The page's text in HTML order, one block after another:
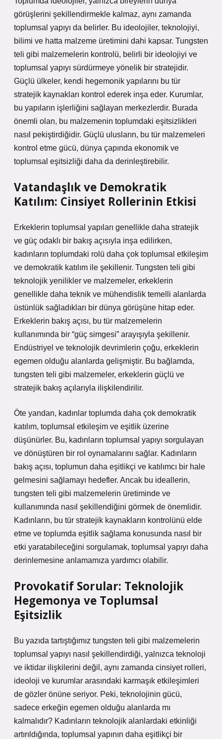
görüşlerini şekillendirmekle kalmaz, aynı zamanda
toplumsal yapıyı da belirler. Bu ideolojiler, teknolojiyi,
bilimi ve hatta malzeme üretimini dahi kapsar. Tungsten
teli gibi malzemelerin kontrolü, belirli bir ideolojiyi ve
toplumsal yapıyı sürdürmeye yönelik bir stratejidir.
Güçlü ülkeler, kendi hegemonik yapılarını bu tür
stratejik kaynakları kontrol ederek inşa eder. Kurumlar,
bu yapıların işlerliğini sağlayan merkezlerdir. Burada
önemli olan, bu malzemenin toplumdaki eşitsizlikleri
nasıl pekiştirdiğidir. Güçlü ulusların, bu tür malzemeleri
kontrol etme gücü, dünya çapında ekonomik ve
toplumsal eşitsizliği daha da derinleştirebilir.
Vatandaşlık ve Demokratik
Katılım: Cinsiyet Rollerinin Etkisi
Erkeklerin toplumsal yapıları genellikle daha stratejik
ve güç odaklı bir bakış açısıyla inşa edilirken,
kadınların toplumdaki rolü daha çok toplumsal etkileşim
ve demokratik katılım ile şekillenir. Tungsten teli gibi
teknolojik yenilikler ve malzemeler, erkeklerin
genellikle daha teknik ve mühendislik temelli alanlarda
üstünlük sağladıkları bir dünya görüşüne hitap eder.
Erkeklerin bakış açısı, bu tür malzemelerin
kullanımında bir “güç simgesi” arayışıyla şekillenir.
Endüstriyel ve teknolojik devrimlerin çoğu, erkeklerin
egemen olduğu alanlarda gelişmiştir. Bu bağlamda,
tungsten teli gibi malzemeler, erkeklerin güçlü ve
stratejik bakış açılarıyla ilişkilendirilir.
Öte yandan, kadınlar toplumda daha çok demokratik
katılım, toplumsal etkileşim ve eşitlik üzerine
düşünürler. Bu, kadınların toplumsal yapıyı sorgulayan
ve dönüştüren bir rol oynamalarını sağlar. Kadınların
bakış açısı, toplumun daha eşitlikçi ve katılımcı bir hale
gelmesini sağlamayı hedefler. Ancak bu ideallerin,
tungsten teli gibi malzemelerin üretiminde ve
kullanımında nasıl şekillendiğini görmek de önemlidir.
Kadınların, bu tür stratejik kaynakların kontrolünü elde
etme ve toplumda eşitlik sağlama konusunda nasıl bir
etki yaratabileceğini sorgulamak, toplumsal yapıyı daha
derinlemesine anlamamıza yardımcı olabilir.
Provokatif Sorular: Teknolojik
Hegemonya ve Toplumsal
Eşitsizlik
Bu yazıda tartıştığımız tungsten teli gibi malzemelerin
toplumsal yapıyı nasıl şekillendirdiği, yalnızca teknoloji
ve iktidar ilişkilerini değil, aynı zamanda cinsiyet rolleri,
ideoloji ve kurumlar arasındaki karmaşık etkileşimleri
de gözler önüne seriyor. Peki, teknolojinin gücü,
sadece erkeğin egemen olduğu alanlarda mı
kalmalıdır? Kadınların teknolojik alanlardaki etkinliği
artırıldığında, toplumsal yapının daha eşitlikçi bir